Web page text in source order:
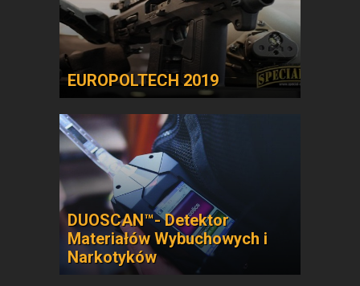
EUROPOLTECH 2019
DUOSCAN™- Detektor
Materiałów Wybuchowych i
Narkotyków